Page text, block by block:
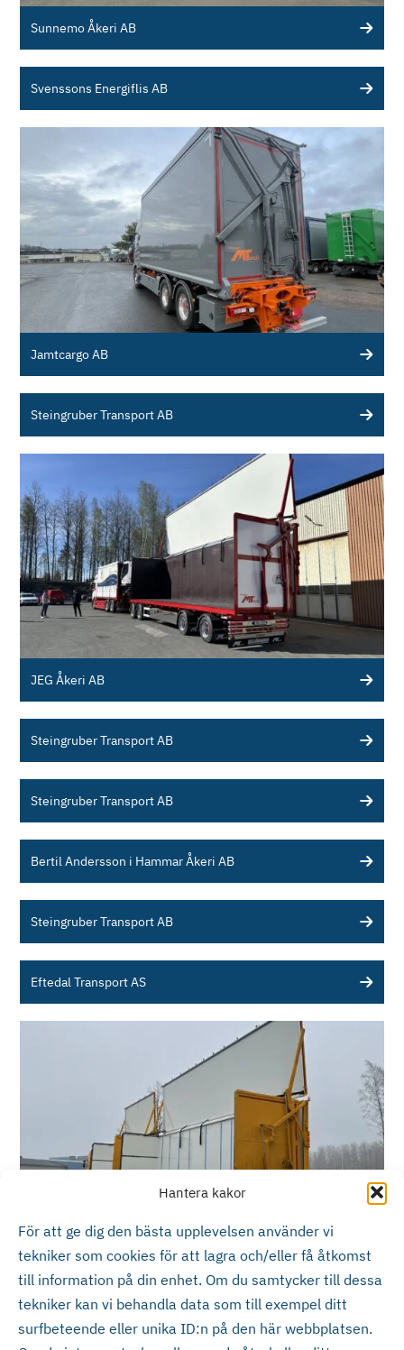
Hantera kakor
För att ge dig den bästa upplevelsen använder vi
tekniker som cookies för att lagra och/eller få åtkomst
till information på din enhet. Om du samtycker till dessa
tekniker kan vi behandla data som till exempel ditt
surfbeteende eller unika ID:n på den här webbplatsen.
Sunnemo Åkeri AB
Svenssons Energiflis AB
Jamtcargo AB
Steingruber Transport AB
JEG Åkeri AB
Steingruber Transport AB
Steingruber Transport AB
Bertil Andersson i Hammar Åkeri AB
Steingruber Transport AB
Eftedal Transport AS
PG Frödebergs Åkeri AB